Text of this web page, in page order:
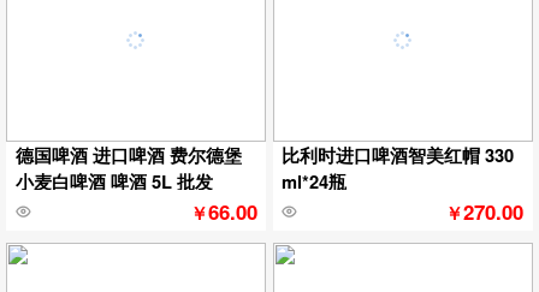
德国啤酒 进口啤酒 费尔德堡
小麦白啤酒 啤酒 5L 批发
￥66.00
比利时进口啤酒智美红帽 330
ml*24瓶
￥270.00